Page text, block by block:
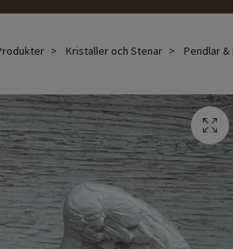
Kristaller och Stenar Pendlar